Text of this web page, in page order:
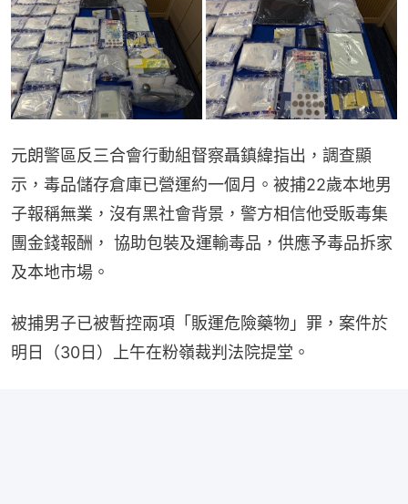
元朗警區反三合會行動組督察聶鎮緯指出，調查顯
示，毒品儲存倉庫已營運約一個月。被捕22歲本地男
子報稱無業，沒有黑社會背景，警方相信他受販毒集
團金錢報酬， 協助包裝及運輸毒品，供應予毒品拆家
及本地市場。
被捕男子已被暫控兩項「販運危險藥物」罪，案件於
明日（30日）上午在粉嶺裁判法院提堂。